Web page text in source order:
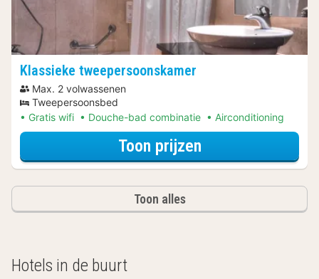
Klassieke tweepersoonskamer
Max. 2 volwassenen
Tweepersoonsbed
Gratis wifi
Douche-bad combinatie Airconditioning
Toon prijzenvoor Klassieke
Toon alles
Hotels in de buurt